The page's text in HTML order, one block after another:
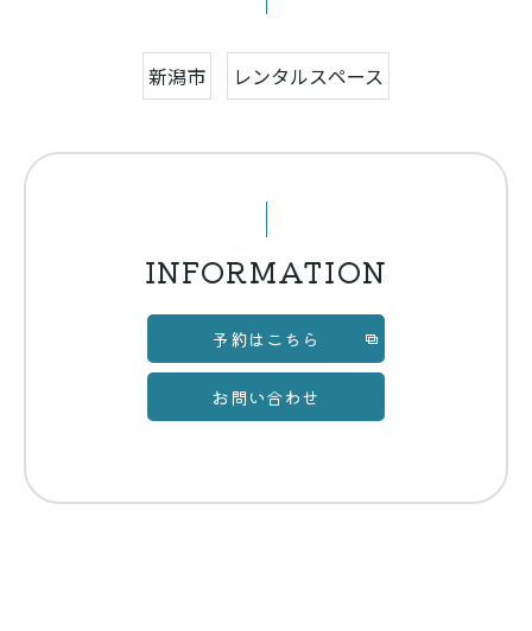
新潟市 レンタルスペース
INFORMATION
予約はこちら
お問い合わせ